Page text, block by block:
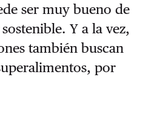
ser muy bueno de
Y a la vez,
también buscan
por